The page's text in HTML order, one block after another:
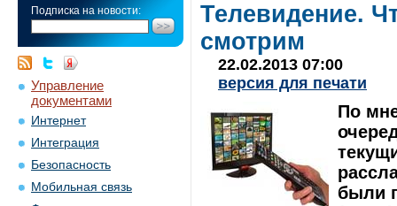
Подписка на новости:
Управление
документами
Интернет
Интеграция
Безопасность
Мобильная связь
Телевидение.
смотрим
22.02.2013 07:00
версия для печати
По
были